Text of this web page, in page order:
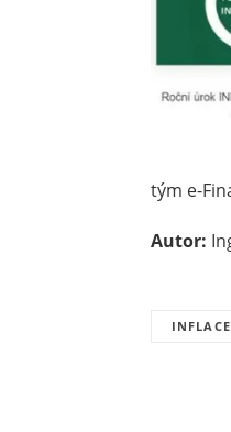
tým e-
Autor:
INFLACE